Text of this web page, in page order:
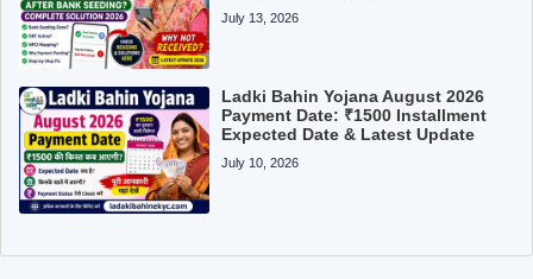
July 13, 2026
Ladki Bahin Yojana August 2026
Payment Date: ₹1500 Installment
Expected Date & Latest Update
July 10, 2026